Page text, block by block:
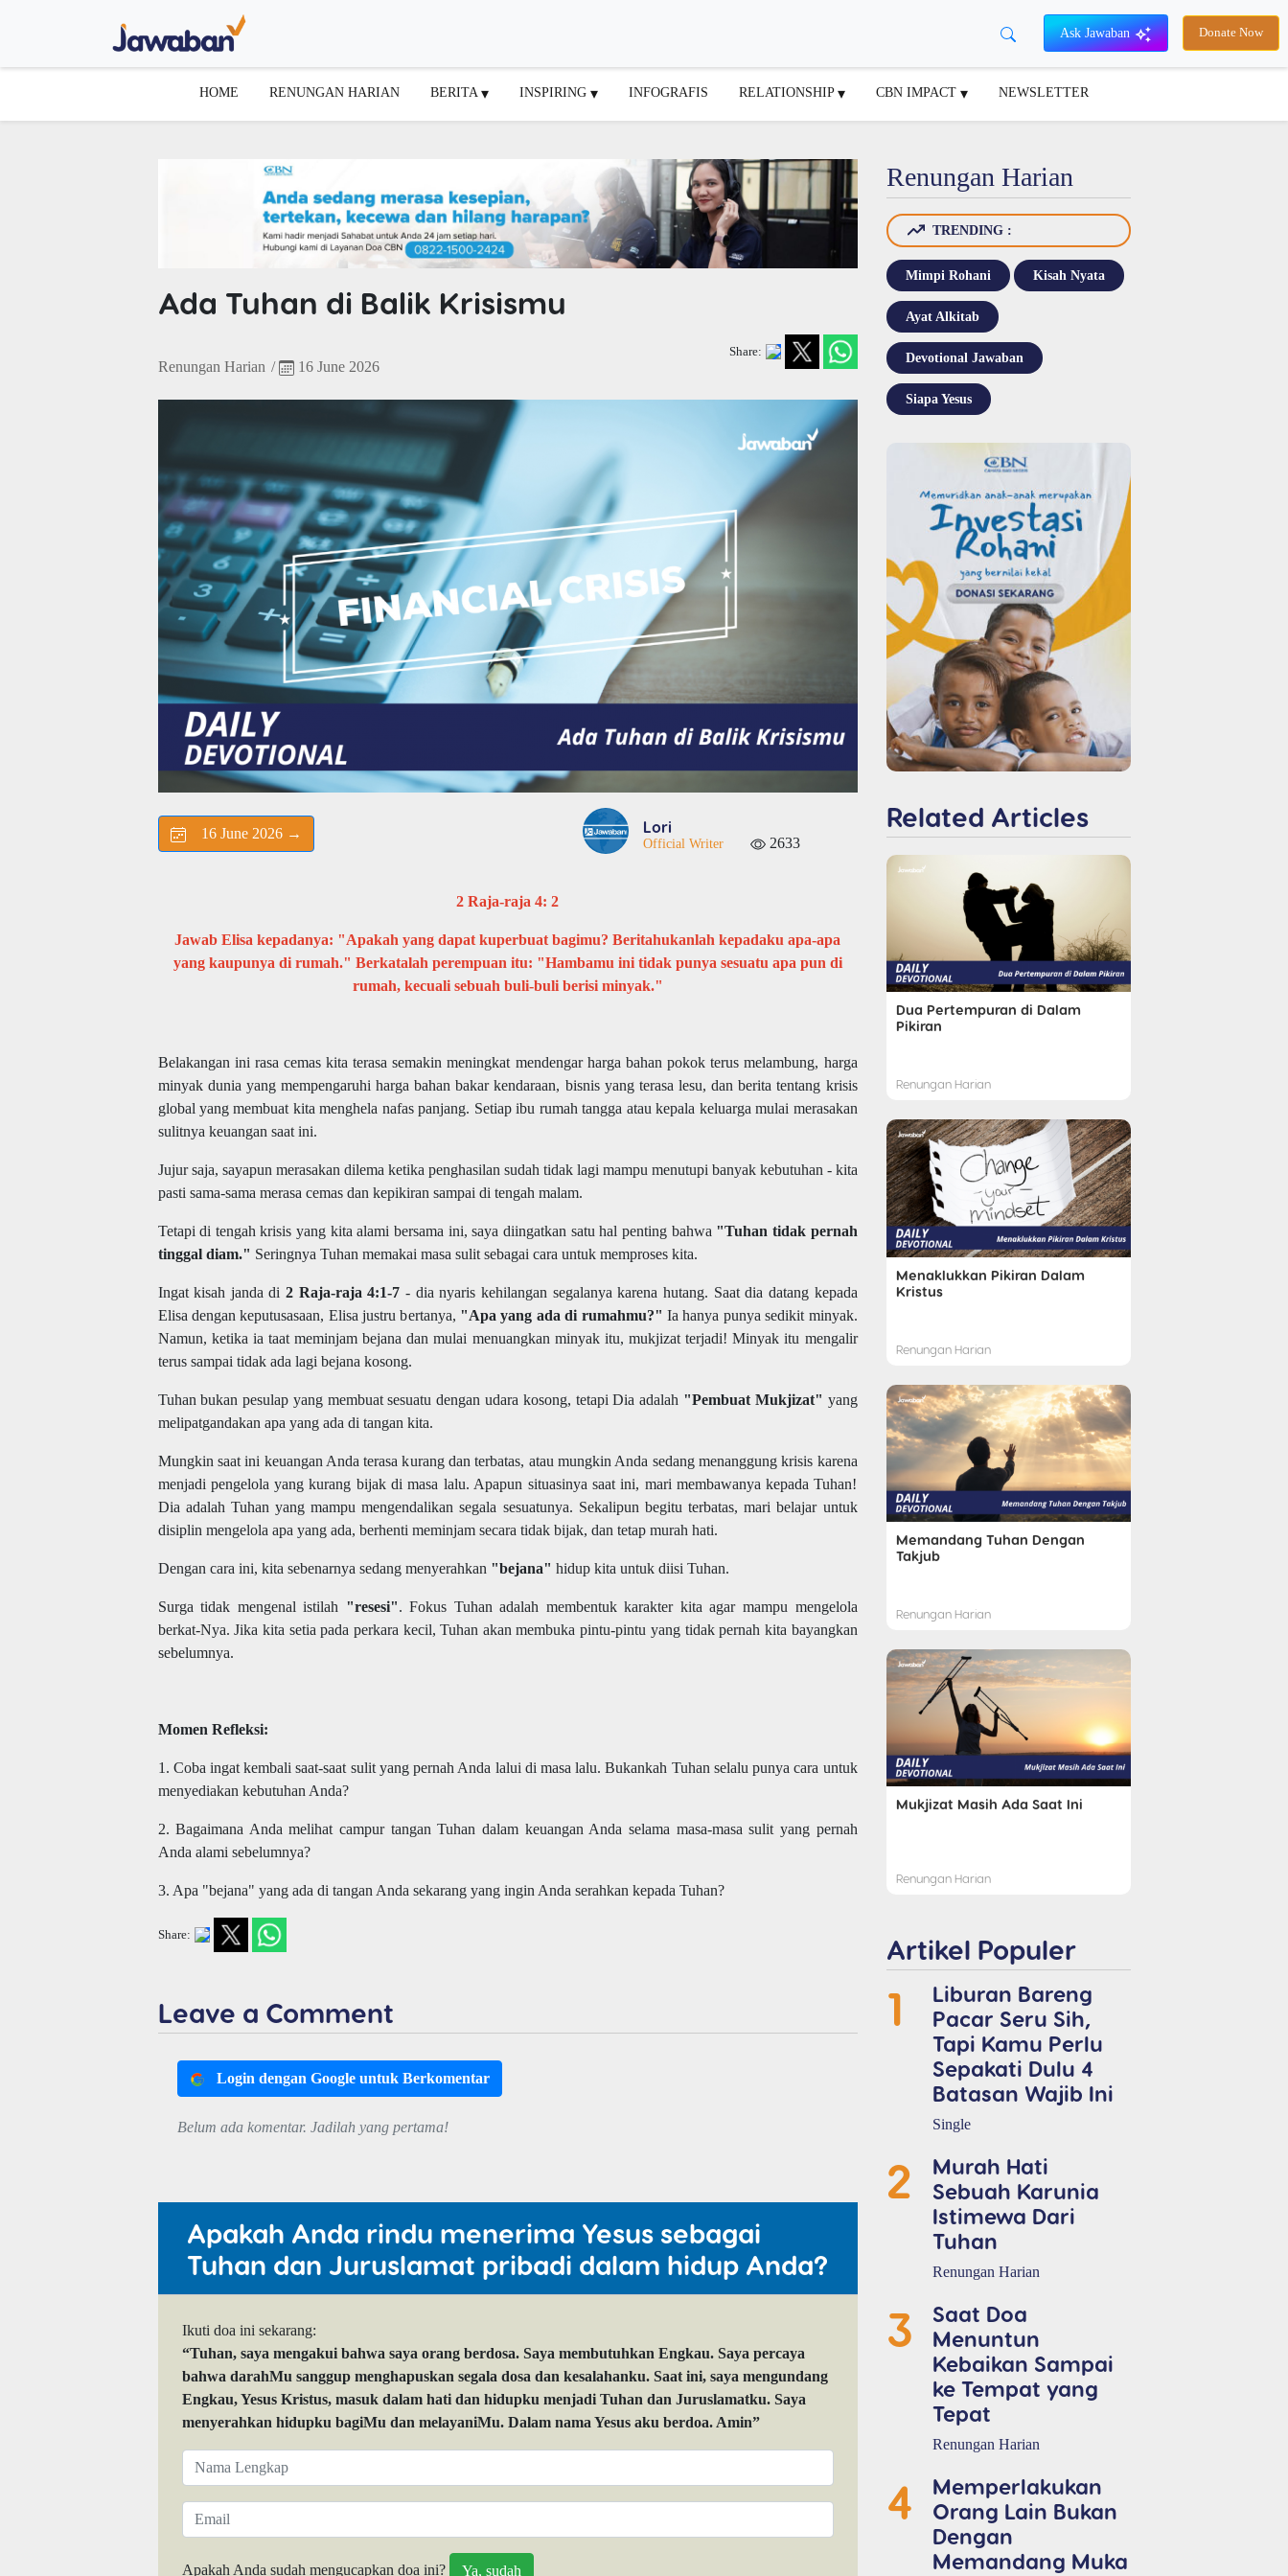
Ask Jawaban Donate Now
HOME RENUNGAN HARIAN BERITA INSPIRING INFOGRAFIS RELATIONSHIP CBN IMPACT NEWSLETTER
Ada Tuhan di Balik Krisismu
Renungan Harian / 16 June 2026
Share:
16 June 2026 → Lori
Official Writer 2633
2 Raja-raja 4: 2
Jawab Elisa kepadanya: "Apakah yang dapat kuperbuat bagimu? Beritahukanlah kepadaku apa-apa
yang kaupunya di rumah." Berkatalah perempuan itu: "Hambamu ini tidak punya sesuatu apa pun di
rumah, kecuali sebuah buli-buli berisi minyak."
Belakangan ini rasa cemas kita terasa semakin meningkat mendengar harga bahan pokok terus melambung, harga
minyak dunia yang mempengaruhi harga bahan bakar kendaraan, bisnis yang terasa lesu, dan berita tentang krisis
global yang membuat kita menghela nafas panjang. Setiap ibu rumah tangga atau kepala keluarga mulai merasakan
sulitnya keuangan saat ini.
Jujur saja, sayapun merasakan dilema ketika penghasilan sudah tidak lagi mampu menutupi banyak kebutuhan - kita
pasti sama-sama merasa cemas dan kepikiran sampai di tengah malam.
Tetapi di tengah krisis yang kita alami bersama ini, saya diingatkan satu hal penting bahwa "Tuhan tidak pernah
tinggal diam." Seringnya Tuhan memakai masa sulit sebagai cara untuk memproses kita.
Ingat kisah janda di2 Raja-raja 4:1-7 - dia nyaris kehilangan segalanya karena hutang. Saat dia datang kepada
Elisa dengan keputusasaan, Elisa justru bertanya, "Apa yang ada di rumahmu?" Ia hanya punya sedikit minyak.
Namun, ketika ia taat meminjam bejana dan mulai menuangkan minyak itu, mukjizat terjadi! Minyak itu mengalir
terus sampai tidak ada lagi bejana kosong.
Tuhan bukan pesulap yang membuat sesuatu dengan udara kosong, tetapi Dia adalah "Pembuat Mukjizat" yang
melipatgandakan apa yang ada di tangan kita.
Mungkin saat ini keuangan Anda terasa kurang dan terbatas, atau mungkin Anda sedang menanggung krisis karena
menjadi pengelola yang kurang bijak di masa lalu. Apapun situasinya saat ini, mari membawanya kepada Tuhan!
Dia adalah Tuhan yang mampu mengendalikan segala sesuatunya. Sekalipun begitu terbatas, mari belajar untuk
disiplin mengelola apa yang ada, berhenti meminjam secara tidak bijak, dan tetap murah hati.
Dengan cara ini, kita sebenarnya sedang menyerahkan "bejana" hidup kita untuk diisi Tuhan.
Surga tidak mengenal istilah "resesi". Fokus Tuhan adalah membentuk karakter kita agar mampu mengelola
berkat-Nya. Jika kita setia pada perkara kecil, Tuhan akan membuka pintu-pintu yang tidak pernah kita bayangkan
sebelumnya.
Momen Refleksi:
1. Coba ingat kembali saat-saat sulit yang pernah Anda lalui di masa lalu. Bukankah Tuhan selalu punya cara untuk
menyediakan kebutuhan Anda?
2. Bagaimana Anda melihat campur tangan Tuhan dalam keuangan Anda selama masa-masa sulit yang pernah
Anda alami sebelumnya?
3. Apa "bejana" yang ada di tangan Anda sekarang yang ingin Anda serahkan kepada Tuhan?
Share:
Leave a Comment
Login dengan Google untuk Berkomentar
Belum ada komentar. Jadilah yang pertama!
Apakah Anda rindu menerima Yesus sebagai
Tuhan dan Juruslamat pribadi dalam hidup Anda?
Ikuti doa ini sekarang:
“Tuhan, saya mengakui bahwa saya orang berdosa. Saya membutuhkan Engkau. Saya percaya
bahwa darahMu sanggup menghapuskan segala dosa dan kesalahanku. Saat ini, saya mengundang
Engkau, Yesus Kristus, masuk dalam hati dan hidupku menjadi Tuhan dan Juruslamatku. Saya
menyerahkan hidupku bagiMu dan melayaniMu. Dalam nama Yesus aku berdoa. Amin”
Apakah Anda sudah mengucapkan doa ini?
Renungan Harian
TRENDING :
Mimpi Rohani Kisah Nyata
Ayat Alkitab
Devotional Jawaban
Siapa Yesus
Related Articles
Dua Pertempuran di Dalam
Pikiran
Renungan Harian
Menaklukkan Pikiran Dalam
Kristus
Renungan Harian
Memandang Tuhan Dengan
Takjub
Renungan Harian
Mukjizat Masih Ada Saat Ini
Renungan Harian
Artikel Populer
1
Liburan Bareng
Pacar Seru Sih,
Tapi Kamu Perlu
Sepakati Dulu 4
Batasan Wajib Ini
Single
2
Murah Hati
Sebuah Karunia
Istimewa Dari
Tuhan
Renungan Harian
3
Saat Doa
Menuntun
Kebaikan Sampai
ke Tempat yang
Tepat
Renungan Harian
4
Memperlakukan
Orang Lain Bukan
Dengan
Memandang Muka